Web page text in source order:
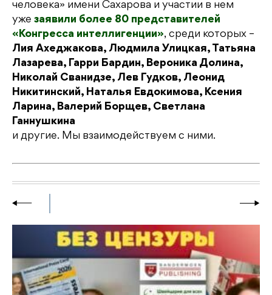
человека» имени Сахарова и участии в нем
уже заявили более 80 представителей
«Конгресса интеллигенции», среди которых –
Лия Ахеджакова, Людмила Улицкая, Татьяна
Лазарева, Гарри Бардин, Вероника Долина,
Николай Сванидзе, Лев Гудков, Леонид
Никитинский, Наталья Евдокимова, Ксения
Ларина, Валерий Борщев, Светлана
Ганнушкина
и другие. Мы взаимодействуем с ними.